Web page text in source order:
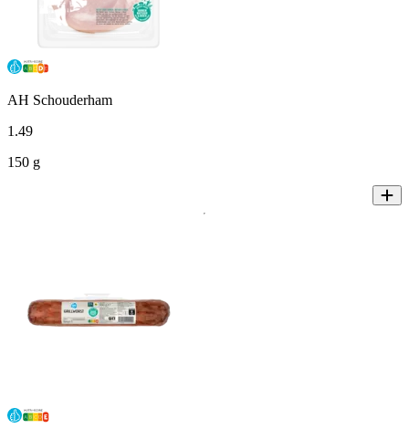
AH Schouderham
1 .49
150 g